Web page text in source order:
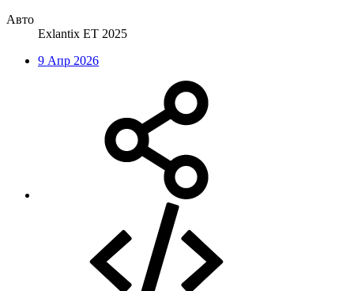
Авто
Exlantix ET 2025
9 Апр 2026